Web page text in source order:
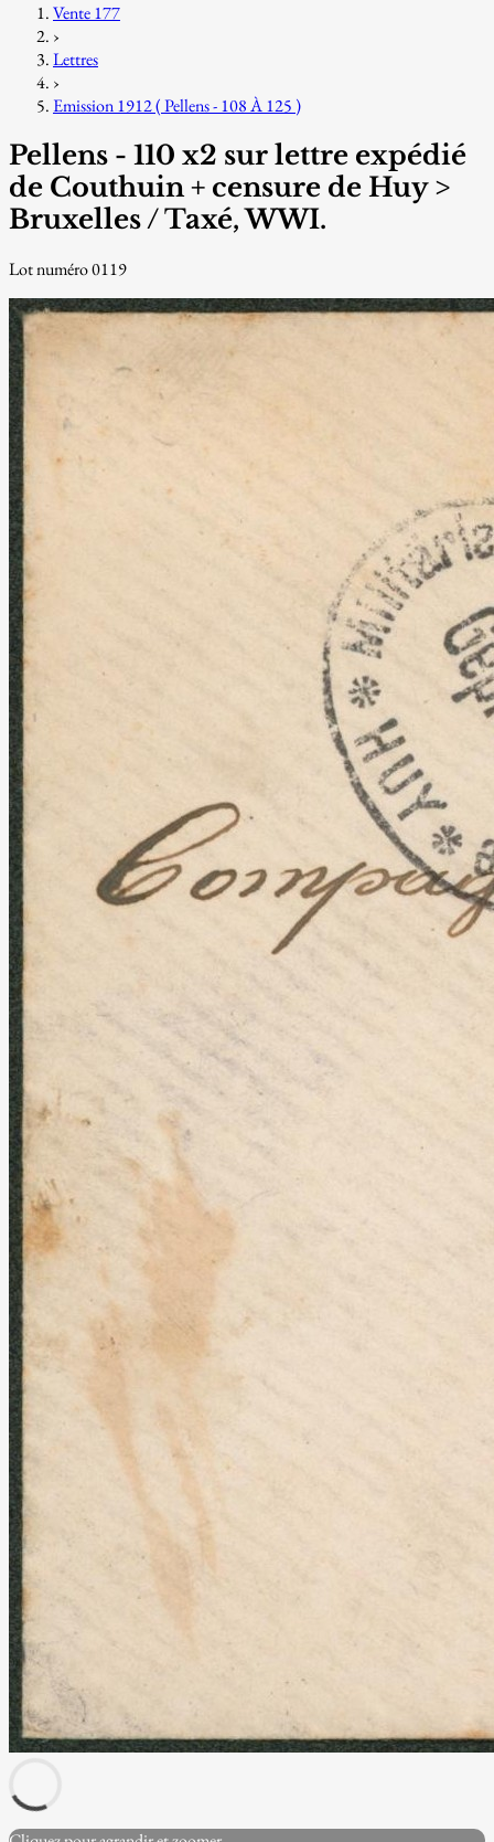
Vente 177
›
Lettres
›
Emission 1912 ( Pellens - 108 À 125 )
Pellens - 110 x2 sur lettre expédié
de Couthuin + censure de Huy >
Bruxelles / Taxé, WWI.
Lot numéro 0119